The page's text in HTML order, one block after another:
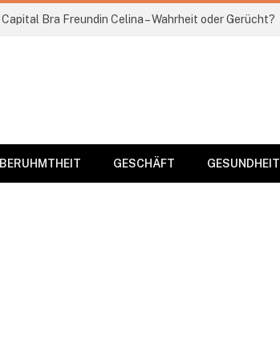
Capital Bra Freundin Celina – Wahrheit oder Gerücht?
BERUHMTHEIT GESCHÄFT GESUNDHEIT